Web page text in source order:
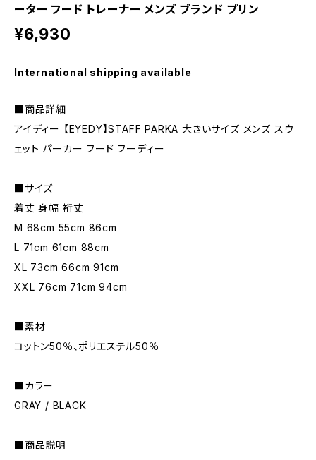
ーター フード トレーナー メンズ ブランド プリン
¥6,930
International shipping available
■商品詳細
アイディー 【EYEDY】STAFF PARKA 大きいサイズ メンズ スウ
ェット パーカー フード フーディー
■サイズ
着丈 身幅 裄丈
M 68cm 55cm 86cm
L 71cm 61cm 88cm
XL 73cm 66cm 91cm
XXL 76cm 71cm 94cm
■素材
コットン50％、ポリエステル50％
■カラー
GRAY / BLACK
■商品説明